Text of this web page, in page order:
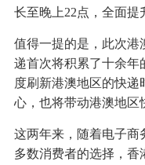
长至晚上22点，全面提
值得一提的是，此次港
递首次将积累了十余年
度刷新港澳地区的快
心，也将带动港澳地区
这两年来，随着电子商
多数消费者的选择，香